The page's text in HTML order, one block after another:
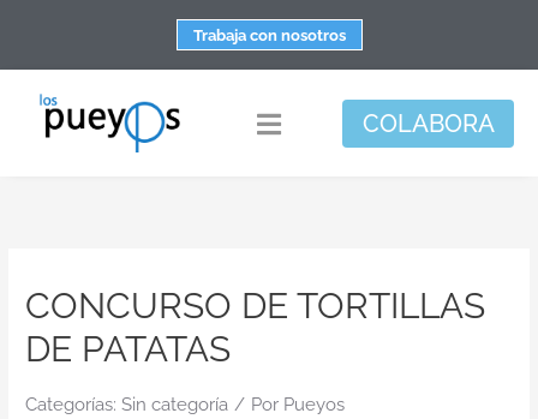
contenido
Trabaja con nosotros
Toggle
Apoyo personal y familiar
Espacio de bienestar
Responsabilidad social
COLABORA
CONCURSO DE TORTILLAS
DE PATATAS
Categorías: Sin categoría / Por Pueyos